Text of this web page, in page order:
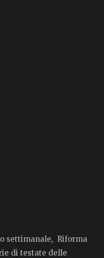
settimanale, Riforma
di testate delle